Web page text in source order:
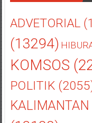
ADVETORIAL
(13294)
KOMSOS
POLITIK
KALIMANTAN